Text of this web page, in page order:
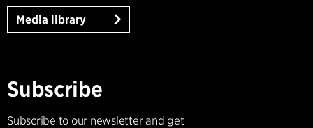
Media library
Subscribe
Subscribe to our newsletter and get